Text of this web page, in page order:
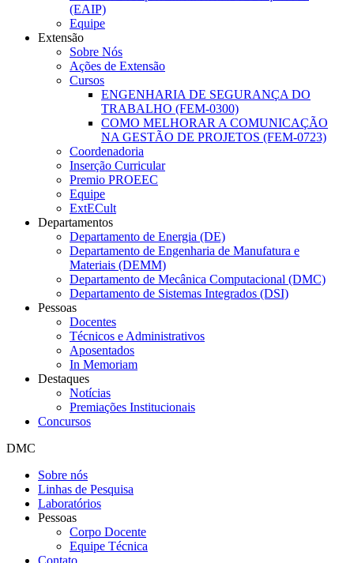
(EAIP)
Equipe
Extensão
Sobre Nós
Ações de Extensão
Cursos
ENGENHARIA DE SEGURANÇA DO
TRABALHO (FEM-0300)
COMO MELHORAR A COMUNICAÇÃO
NA GESTÃO DE PROJETOS (FEM-0723)
Coordenadoria
Inserção Curricular
Premio PROEEC
Equipe
ExtECult
Departamentos
Departamento de Energia (DE)
Departamento de Engenharia de Manufatura e
Materiais (DEMM)
Departamento de Mecânica Computacional (DMC)
Departamento de Sistemas Integrados (DSI)
Pessoas
Docentes
Técnicos e Administrativos
Aposentados
In Memoriam
Destaques
Notícias
Premiações Institucionais
Concursos
DMC
Sobre nós
Linhas de Pesquisa
Laboratórios
Pessoas
Corpo Docente
Equipe Técnica
Contato